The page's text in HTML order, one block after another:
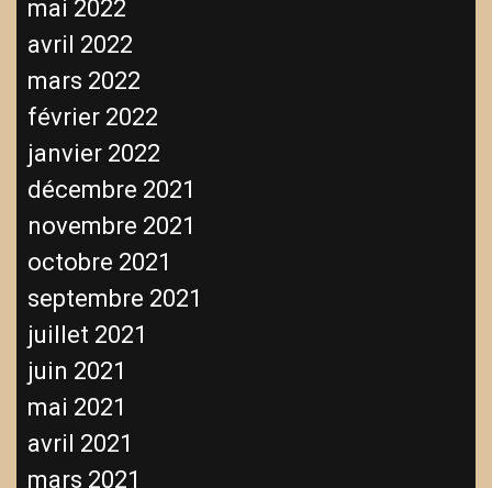
mai 2022
avril 2022
mars 2022
février 2022
janvier 2022
décembre 2021
novembre 2021
octobre 2021
septembre 2021
juillet 2021
juin 2021
mai 2021
avril 2021
mars 2021